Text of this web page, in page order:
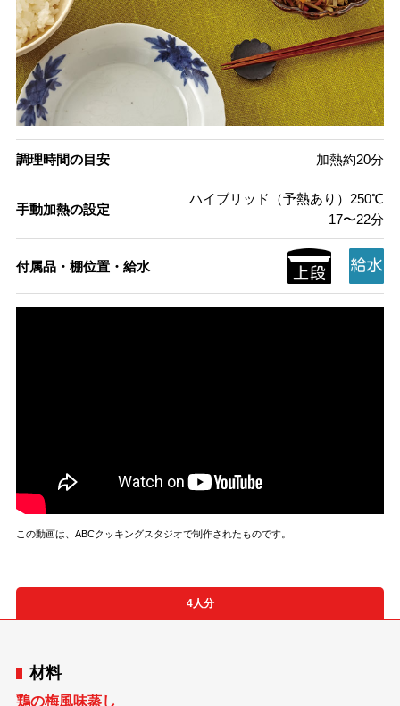
調理時間の目安 加熱約20分
手動加熱の設定
ハイブリッド（予熱あり）250℃
17〜22分
付属品・棚位置・給水
この動画は、ABCクッキングスタジオで制作されたものです。
4人分
材料
鶏の梅風味蒸し